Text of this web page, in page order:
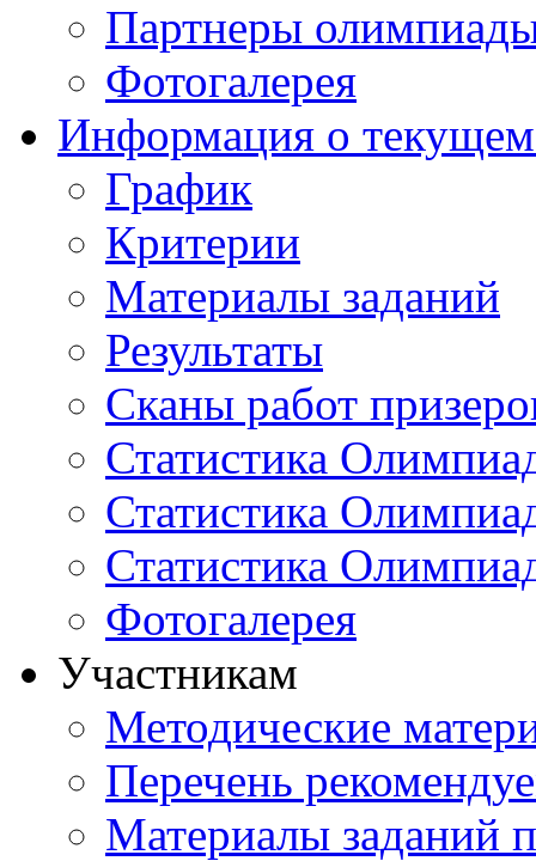
Партнеры
Фотогалерея
Информация о текущем
График
Критерии
Материалы заданий
Результаты
Сканы работ
Статистика
Статистика
Статистика
Фотогалерея
Участникам
Методические
Перечень
Материалы заданий